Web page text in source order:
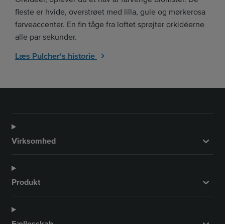
fleste er hvide, overstrøet med lilla, gule og mørkerosa
farveaccenter. En fin tåge fra loftet sprøjter orkidéerne
alle par sekunder.
Læs Pulcher's historie
Virksomhed
Produkt